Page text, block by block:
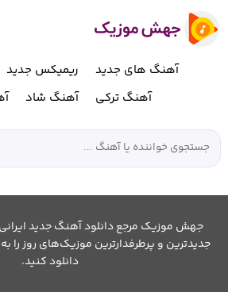
آهنگ های جدید ریمیکس جدید
آهنگ ترکی
آهنگ شاد
جهش موزیک مرجع دانلود آهنگ جدید ایرانی
جدیدترین و پرطرفدارترین موزیک‌های روز را
دانلود کنید.